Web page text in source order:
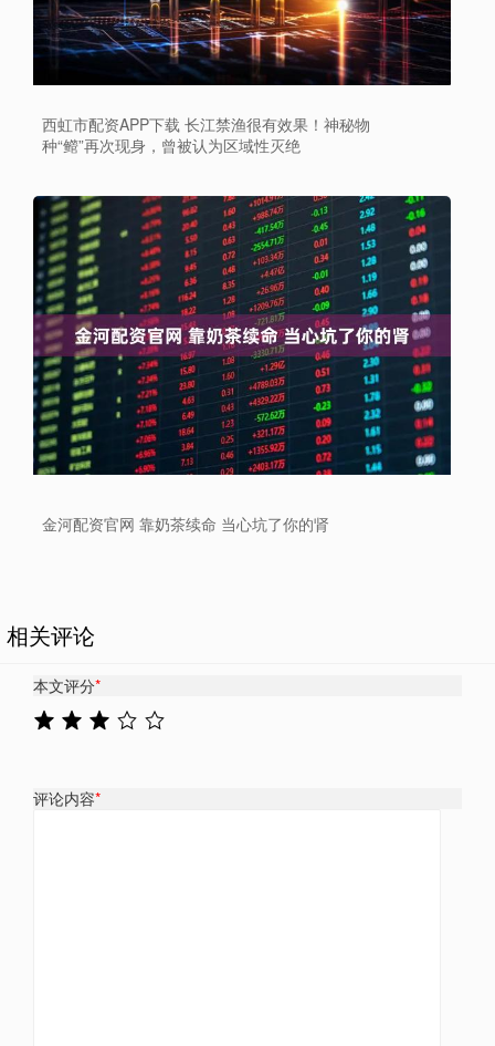
西虹市配资APP下载 长江禁渔很有效果！神秘物
种“鳤”再次现身，曾被认为区域性灭绝
金河配资官网 靠奶茶续命 当心坑了你的肾
相关评论
本文评分*
评论内容*